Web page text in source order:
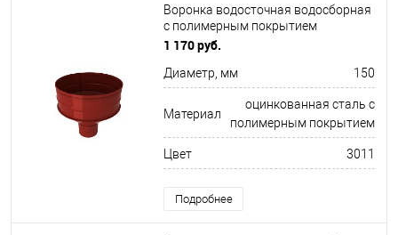
Воронка водосточная водосборная
с полимерным покрытием
Металлпрофиль ф150х350мм RAL
1 170 руб.
Диаметр, мм 150
Материал
оцинкованная сталь с
полимерным покрытием
Цвет 3011
Подробнее